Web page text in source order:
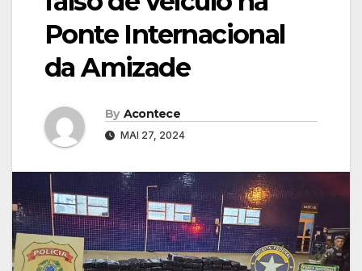
Ponte Internacional
da Amizade
By Acontece
MAI 27, 2024